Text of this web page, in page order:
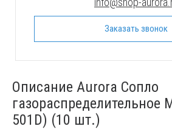
Заказать звонок
Описание Aurora Сопло
газораспределительное
501D) (10 шт.)